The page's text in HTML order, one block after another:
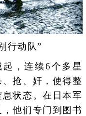
行动队”
，连续6个多星
抢、奸，使得整
状态。在日本军
他们专门到图书